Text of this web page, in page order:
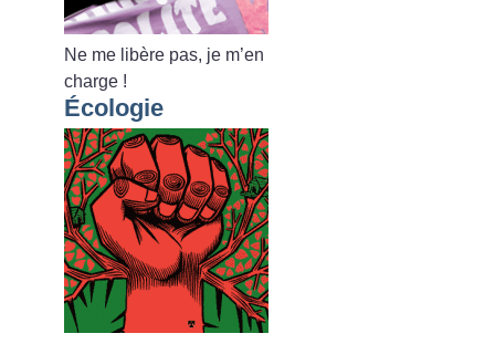
Ne me libère pas, je m’en
charge !
Écologie